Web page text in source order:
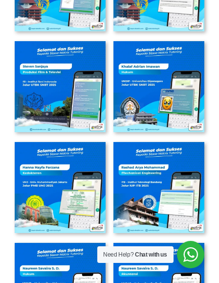
Need Help?Chat with us